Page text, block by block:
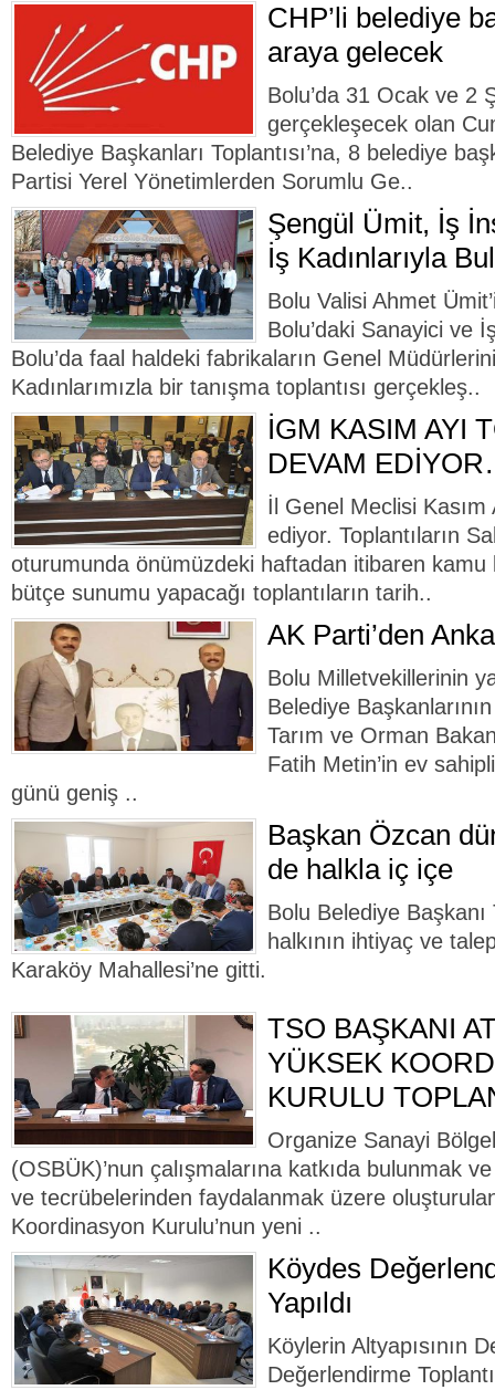
CHP’li belediye
araya gelecek
Bolu’da 31 Ocak ve 2
gerçekleşecek olan
Belediye Başkanları Toplantısı’na, 8 belediye
Partisi Yerel Yönetimlerden Sorumlu Ge..
Şengül Ümit, İş
İş Kadınlarıyla
Bolu Valisi Ahmet
Bolu’daki Sanayici ve
Bolu’da faal haldeki fabrikaların Genel
Kadınlarımızla bir tanışma toplantısı gerçekleş..
İGM KASIM AYI
DEVAM
İl Genel Meclisi Kasım
ediyor. Toplantıların
oturumunda önümüzdeki haftadan itibaren kamu
bütçe sunumu yapacağı toplantıların tarih..
AK Parti’den
Bolu Milletvekillerinin
Belediye
Tarım ve Orman
Fatih Metin’in ev
günü geniş ..
Başkan Özcan
de halkla iç içe
Bolu Belediye
halkının ihtiyaç ve
Karaköy Mahallesi’ne gitti.
TSO BAŞKANI
YÜKSEK
KURULU
Organize Sanayi
(OSBÜK)’nun çalışmalarına katkıda bulunmak
ve tecrübelerinden faydalanmak üzere
Koordinasyon Kurulu’nun yeni ..
Köydes
Yapıldı
Köylerin Altyapısının
Değerlendirme